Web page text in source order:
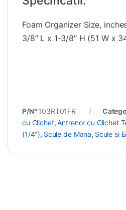
Foam Organizer Size,
3/8″ L x 1-3/8″ H (51 W x
P/N°103RT01FR
cu Clichet,Antrenor cu Clichet
(1/4"), Scule de Mana, Scule si